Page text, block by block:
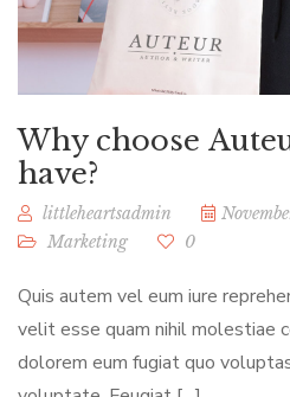
Why choose
have?
littleheartsadmin
Marketing
0
Quis autem vel eum iure
velit esse quam nihil molestiae
dolorem eum fugiat quo